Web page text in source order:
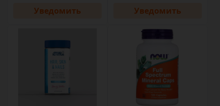
Уведомить Уведомить